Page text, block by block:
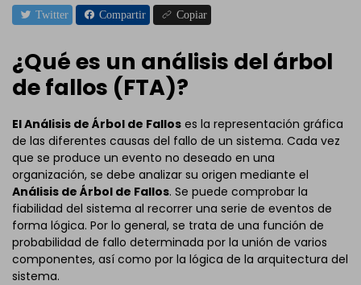
Twitter
Compartir Copiar
¿Qué es un análisis del árbol
de fallos (FTA)?
El Análisis de Árbol de Fallos es la representación gráfica
de las diferentes causas del fallo de un sistema. Cada vez
que se produce un evento no deseado en una
organización, se debe analizar su origen mediante el
Análisis de Árbol de Fallos. Se puede comprobar la
fiabilidad del sistema al recorrer una serie de eventos de
forma lógica. Por lo general, se trata de una función de
probabilidad de fallo determinada por la unión de varios
componentes, así como por la lógica de la arquitectura del
sistema.